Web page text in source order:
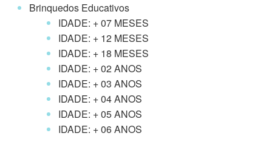
Brinquedos Educativos
IDADE: + 07 MESES
IDADE: + 12 MESES
IDADE: + 18 MESES
IDADE: + 02 ANOS
IDADE: + 03 ANOS
IDADE: + 04 ANOS
IDADE: + 05 ANOS
IDADE: + 06 ANOS